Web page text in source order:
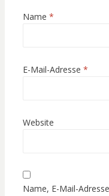
Name *
E-Mail-Adresse *
Website
Name, E-Mail-